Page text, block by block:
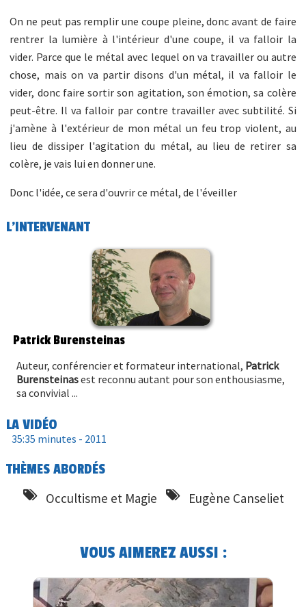
On ne peut pas remplir une coupe pleine, donc avant de faire
rentrer la lumière à l'intérieur d'une coupe, il va falloir la
vider. Parce que le métal avec lequel on va travailler ou autre
chose, mais on va partir disons d'un métal, il va falloir le
vider, donc faire sortir son agitation, son émotion, sa colère
peut-être. Il va falloir par contre travailler avec subtilité. Si
j'amène à l'extérieur de mon métal un feu trop violent, au
lieu de dissiper l'agitation du métal, au lieu de retirer sa
colère, je vais lui en donner une.
Donc l'idée, ce sera d'ouvrir ce métal, de l'éveiller
L'INTERVENANT
Patrick Burensteinas
Auteur, conférencier et formateur international, Patrick
Burensteinasest reconnu autant pour son enthousiasme,
sa convivial ...
LA VIDÉO
35:35 minutes - 2011
THÈMES ABORDÉS
Occultisme et Magie Eugène Canseliet
VOUS AIMEREZ AUSSI :